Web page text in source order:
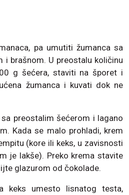
pa umutiti žumanca sa
i brašnom. U preostalu količinu
g šećera, staviti na šporet i
žumanca i kuvati dok ne
preostalim šećerom i lagano
Kada se malo prohladi, krem
(kore ili keks, u zavisnosti
je lakše). Preko krema stavite
glazurom od čokolade.
keks umesto lisnatog testa,